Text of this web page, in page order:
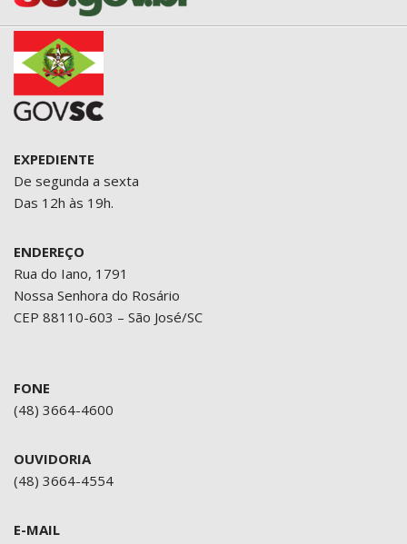
EXPEDIENTE
De segunda a sexta
Das 12h às 19h.
ENDEREÇO
Rua do Iano, 1791
Nossa Senhora do Rosário
CEP 88110-603 – São José/SC
FONE
(48) 3664-4600
OUVIDORIA
(48) 3664-4554
E-MAIL